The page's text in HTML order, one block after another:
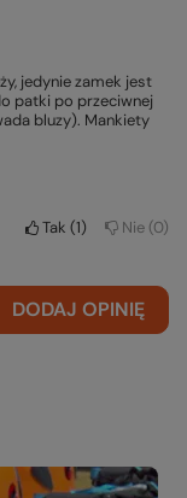
jedynie zamek jest
patki po przeciwnej
bluzy). Mankiety
Tak 1 Nie 0
DODAJ OPINIĘ